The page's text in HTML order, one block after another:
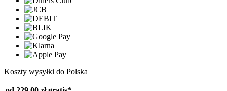
Koszty wysyłki do Polska